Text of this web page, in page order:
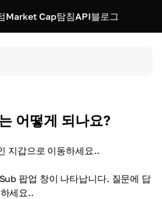
Market Cap탐침API블로그
어떻게 되나요?
지갑으로 이동하세요..
팝업 창이 나타납니다. 질문에 답
세요..